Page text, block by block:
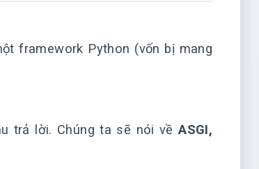
framework Python (vốn bị mang
trả lời. Chúng ta sẽ nói về ASGI,